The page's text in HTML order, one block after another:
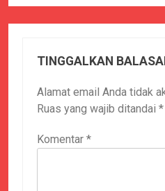
TINGGALKAN
Alamat email Anda tidak
Ruas yang wajib ditandai *
Komentar *